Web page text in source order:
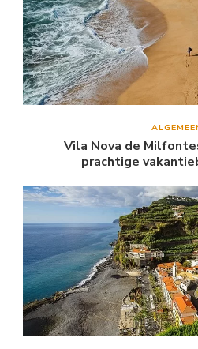
Vila Nova de
prachtige